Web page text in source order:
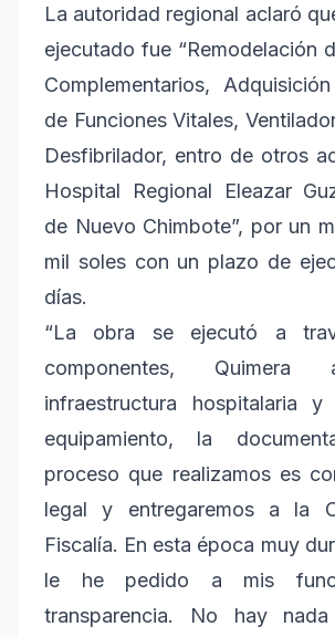
La autoridad regional aclaró
ejecutado fue “Remodelación
Complementarios,
de Funciones Vitales,
Desfibrilador, entro de otros
Hospital Regional Eleazar
de Nuevo Chimbote”, por un
mil soles con un plazo de
días.
“La obra se ejecutó a
componentes, Quimera
infraestructura hospitalaria
equipamiento, la
proceso que realizamos es
legal y entregaremos a la
Fiscalía. En esta época muy
le he pedido a mis
transparencia. No hay